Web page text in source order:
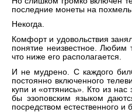
последние монеты на
Некогда.
Комфорт и удовольствия
понятие неизвестное. Любим
что ниже его располагается.
И не мудрено. С каждого
постоянно включенного
купи и «оттянись». Кто из
бы эзоповским языком
посредством естественного